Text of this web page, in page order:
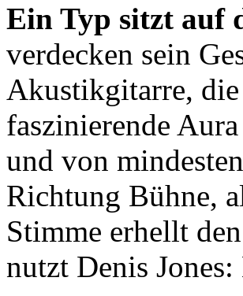
Ein Typ sitzt auf
verdecken sein
Akustikgitarre,
faszinierende
und von
Richtung Bühne,
Stimme erhellt
nutzt Denis